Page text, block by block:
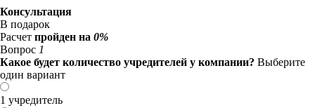
Консультация
В подарок
Расчет пройден на 0%
Вопрос 1
Какое будет количество учредителей у компании? Выберите
один вариант
1 учредитель